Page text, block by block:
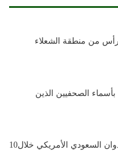
من منطقة الشعلاء
بأسماء الصحفيين الذين
عين الإنسانية: ضحايا العدوان السعودي الأمريكي خلال10